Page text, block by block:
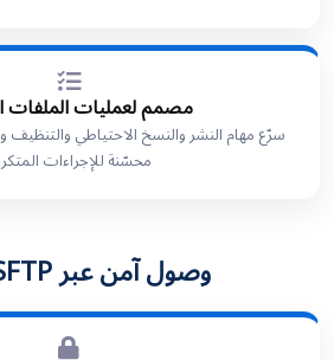
مصمم لعمليات الملفات
سرّع مهام النشر والنسخ الاحتياطي والتنظيف
محسّنة للإجراءات
وصول آمن عبر SFTP وSSH